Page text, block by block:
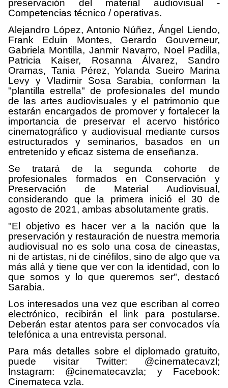
preservación del material audiovisual -
Competencias técnico / operativas.
Alejandro López, Antonio Núñez, Ángel Liendo,
Frank Eduin Montes, Gerardo Gouverneur,
Gabriela Montilla, Janmir Navarro, Noel Padilla,
Patricia Kaiser, Rosanna Álvarez, Sandro
Oramas, Tania Pérez, Yolanda Sueiro Marina
Levy y Vladimir Sosa Sarabia, conforman la
"plantilla estrella" de profesionales del mundo
de las artes audiovisuales y el patrimonio que
estarán encargados de promover y fortalecer la
importancia de preservar el acervo histórico
cinematográfico y audiovisual mediante cursos
estructurados y seminarios, basados en un
entretenido y eficaz sistema de enseñanza.
Se tratará de la segunda cohorte de
profesionales formados en Conservación y
Preservación de Material Audiovisual,
considerando que la primera inició el 30 de
agosto de 2021, ambas absolutamente gratis.
"El objetivo es hacer ver a la nación que la
preservación y restauración de nuestra memoria
audiovisual no es solo una cosa de cineastas,
ni de artistas, ni de cinéfilos, sino de algo que va
más allá y tiene que ver con la identidad, con lo
que somos y lo que queremos ser", destacó
Sarabia.
Los interesados una vez que escriban al correo
electrónico, recibirán el link para postularse.
Deberán estar atentos para ser convocados vía
telefónica a una entrevista personal.
Para más detalles sobre el diplomado gratuito,
puede visitar Twitter: @cinematecavzl;
Instagram: @cinematecavzla; y Facebook:
Cinemateca vzla.